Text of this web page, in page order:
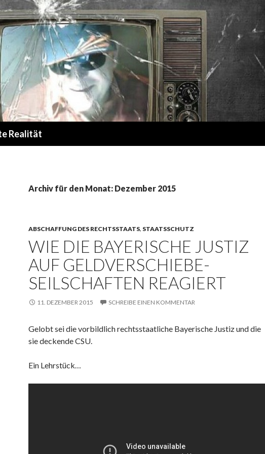
Realität
Archiv für den Monat: Dezember 2015
ABSCHAFFUNG DES RECHTSSTAATS, STAATSSCHUTZ
WIE DIE BAYERISCHE JUSTIZ
AUF GELDVERSCHIEBE-
SEILSCHAFTEN REAGIERT
11. DEZEMBER 2015 SCHREIBE EINEN KOMMENTAR
Gelobt sei die vorbildlich rechtsstaatliche Bayerische Justiz und die
sie deckende CSU.
Ein Lehrstück…